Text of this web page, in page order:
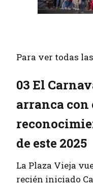
Para ver todas
03 El
arranca con
de este 2025
La Plaza Vieja
recién iniciado